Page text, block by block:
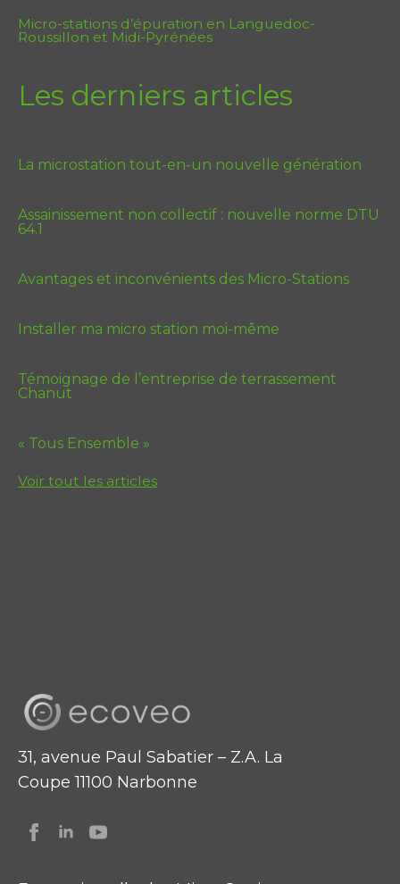
Micro-stations d’épuration en Languedoc-
Roussillon et Midi-Pyrénées
Les derniers articles
La microstation tout-en-un nouvelle génération
Assainissement non collectif : nouvelle norme DTU
64.1
Avantages et inconvénients des Micro-Stations
Installer ma micro station moi-même
Témoignage de l’entreprise de terrassement
Chanut
« Tous Ensemble »
Voir tout les articles
31, avenue Paul Sabatier – Z.A. La
Coupe 11100 Narbonne